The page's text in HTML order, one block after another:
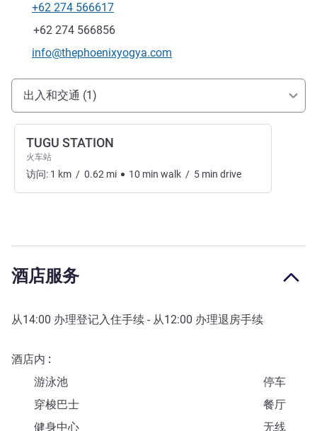
电话
+62 274 566617
传真
+62 274 566856
联系电子邮件
info@thephoenixyogya.com
抵达和交通
出入和交通 (1)
TUGU STATION
火车站
访问: 1 km / 0.62 mi 10 min walk / 5 min drive
酒店服务
从14:00 办理登记入住手续 - 从12:00 办理退房手续
酒店内
游泳池
停车
穿梭巴士
餐厅
健身中心
无线